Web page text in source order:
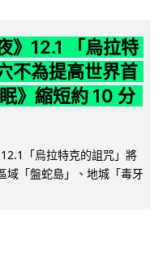
》12.1 「烏拉特
不為提高世界首
》縮短約 10 分
「烏拉特克的詛咒」將
域「盤蛇島」、地城「毒牙